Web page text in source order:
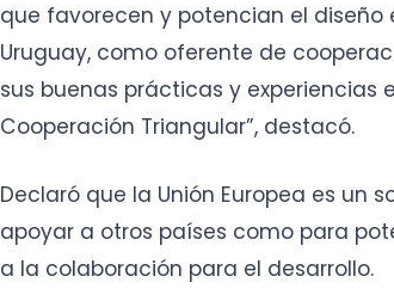
que favorecen y potencian el
Uruguay, como oferente de
sus buenas prácticas y experiencias
Cooperación Triangular”, destacó.
Declaró que la Unión Europea es un
apoyar a otros países como para
a la colaboración para el desarrollo.